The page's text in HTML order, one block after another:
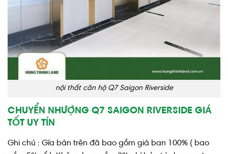
nội thất căn hộ Q7 Saigon Riverside
CHUYỂN NHƯỢNG Q7 SAIGON RIVERSIDE GIÁ
TỐT UY TÍN
Ghi chú : Gía bán trên đã bao gồm giá ban 100% ( bao